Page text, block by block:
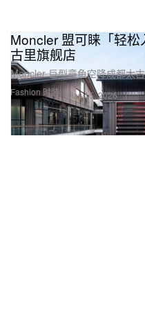
Fashion 时装
Moncler 盟可睐「轻
古里旗舰店
Moncler 巨型章鱼空降成都太
May 15, 2026